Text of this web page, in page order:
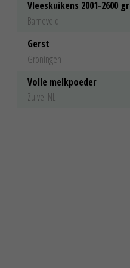
Vleeskuikens 2001-2600 gr
Barneveld
Gerst
Groningen
Volle melkpoeder
Zuivel NL